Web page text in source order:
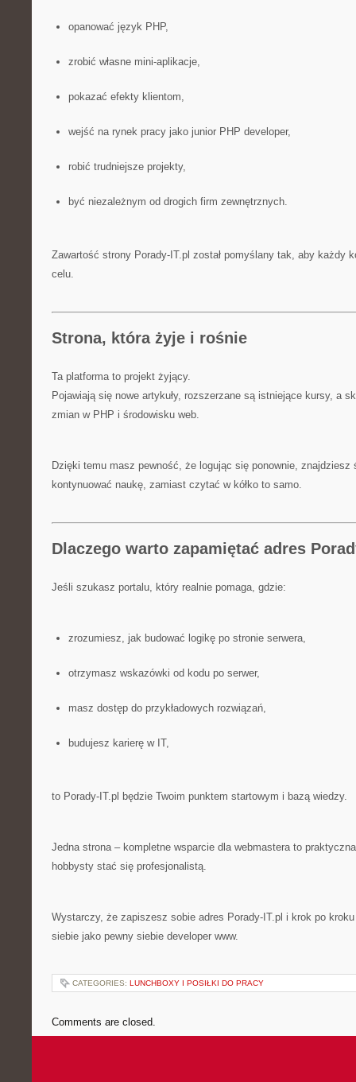
opanować język PHP,
zrobić własne mini-aplikacje,
pokazać efekty klientom,
wejść na rynek pracy jako junior PHP developer,
robić trudniejsze projekty,
być niezależnym od drogich firm zewnętrznych.
Zawartość strony Porady-IT.pl został pomyślany tak, aby każdy
celu.
Strona, która żyje i rośnie
Ta platforma to projekt żyjący.
Pojawiają się nowe artykuły, rozszerzane są istniejące kursy, a
zmian w PHP i środowisku web.
Dzięki temu masz pewność, że logując się ponownie,
kontynuować naukę, zamiast czytać w kółko to samo.
Dlaczego warto zapamiętać adres
Jeśli szukasz portalu, który realnie pomaga, gdzie:
zrozumiesz, jak budować logikę po stronie serwera,
otrzymasz wskazówki od kodu po serwer,
masz dostęp do przykładowych rozwiązań,
budujesz karierę w IT,
to Porady-IT.pl będzie Twoim punktem startowym i bazą wiedzy.
Jedna strona – kompletne wsparcie dla webmastera to
hobbysty stać się profesjonalistą.
Wystarczy, że zapiszesz sobie adres Porady-IT.pl i krok po
siebie jako pewny siebie developer www.
CATEGORIES: LUNCHBOXY I POSIŁKI DO PRACY
Comments are closed.